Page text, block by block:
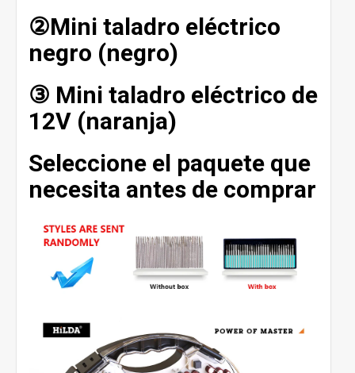
②Mini taladro eléctrico
negro (negro)
③ Mini taladro eléctrico de
12V (naranja)
Seleccione el paquete que
necesita antes de comprar